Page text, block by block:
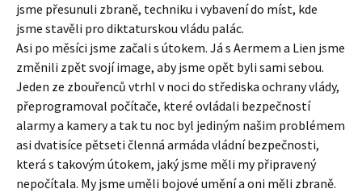
jsme přesunuli zbraně, techniku i vybavení do míst, kde
jsme stavěli pro diktaturskou vládu palác.
Asi po měsíci jsme začali s útokem. Já s Aermem a Lien jsme
změnili zpět svojí image, aby jsme opět byli sami sebou.
Jeden ze zbouřenců vtrhl v noci do střediska ochrany vlády,
přeprogramoval počítače, které ovládali bezpečností
alarmy a kamery a tak tu noc byl jediným našim problémem
asi dvatisíce pětseti členná armáda vládní bezpečnosti,
která s takovým útokem, jaký jsme měli my připravený
nepočítala. My jsme uměli bojové umění a oni měli zbraně.